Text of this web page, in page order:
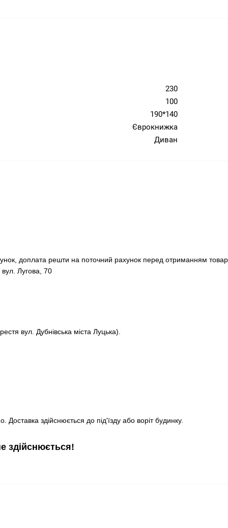
230
100
190*140
Єврокнижка
Диван
доплата решти на поточний рахунок перед отриманням
вул. Лугова, 70
вул. Дубнівська міста Луцька).
Доставка здійснюється до під'їзду або воріт будинку.
здійснюється!